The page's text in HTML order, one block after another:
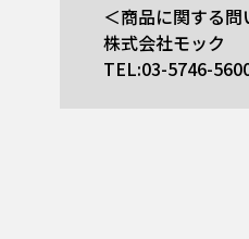
＜商品に関する問
株式会社モック
TEL:03-5746-